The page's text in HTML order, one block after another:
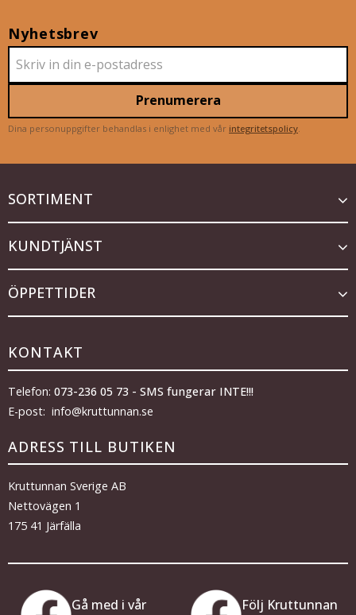
Nyhetsbrev
Prenumerera
Dina personuppgifter behandlas i enlighet med vår integritetspolicy
SORTIMENT
KUNDTJÄNST
ÖPPETTIDER
KONTAKT
Telefon: 073-236 05 73 - SMS fungerar INTE!!!
E-post: info@kruttunnan.se
ADRESS TILL BUTIKEN
Kruttunnan Sverige AB
Nettovägen 1
175 41 Järfälla
Gå med i vår Följ Kruttunnan